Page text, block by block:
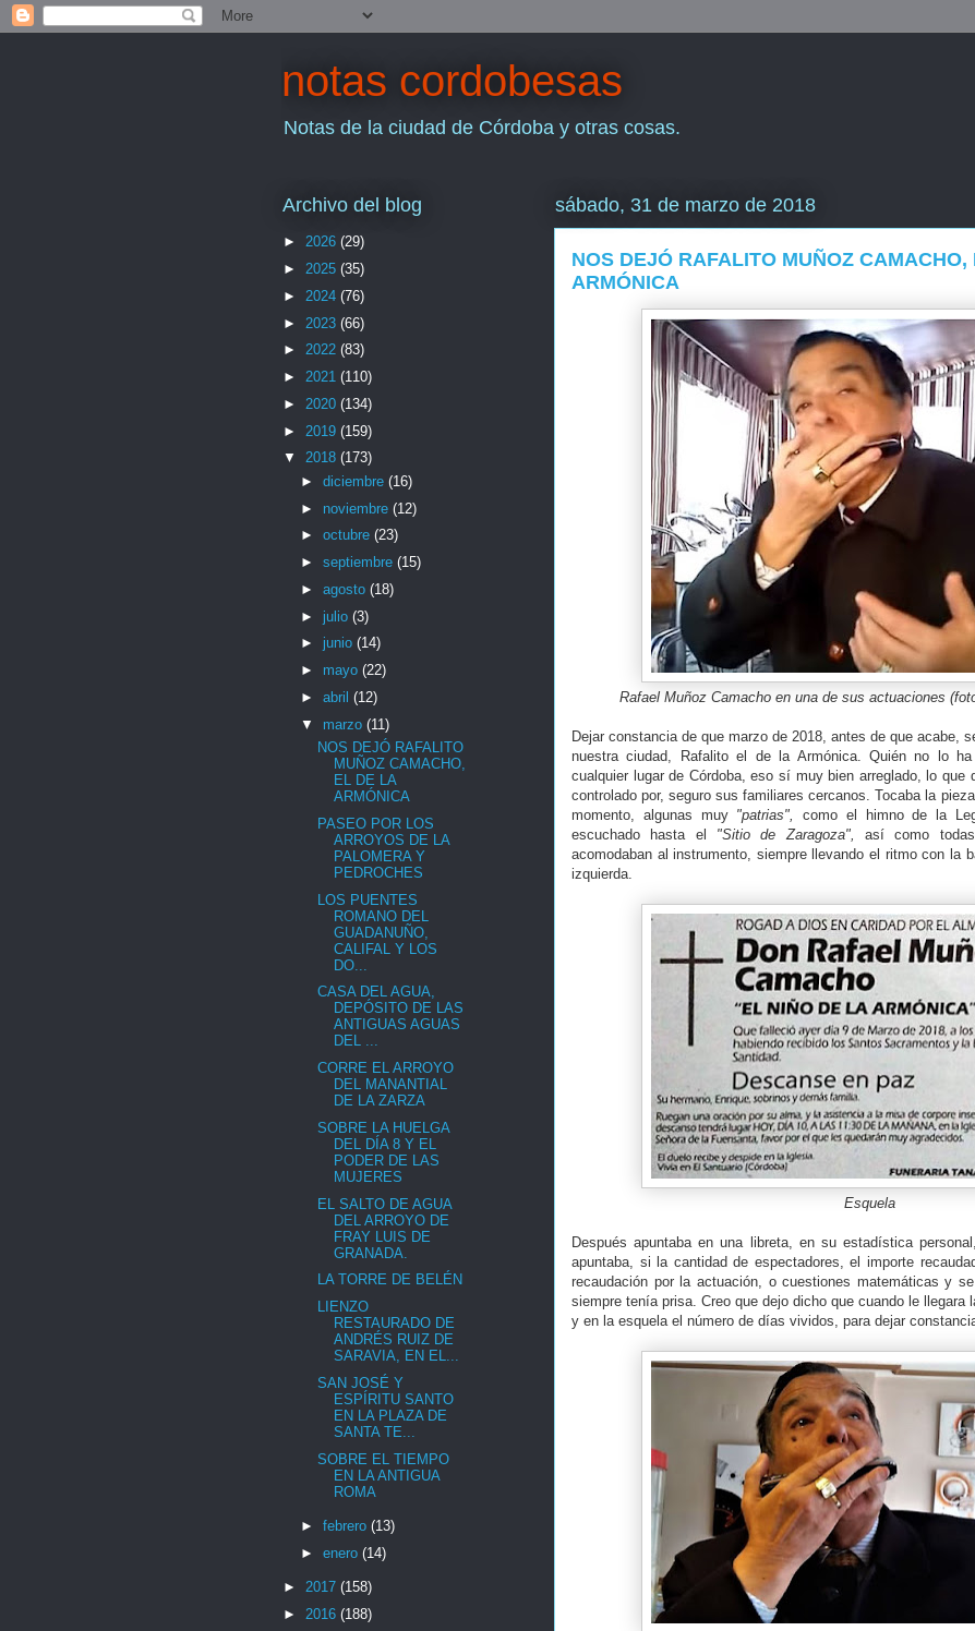
notas cordobesas
Notas de la ciudad de Córdoba y otras cosas.
sábado, 31 de marzo de 2018
NOS DEJÓ RAFALITO MUÑOZ CAMACHO,
ARMÓNICA
Rafael Muñoz Camacho en una de sus actuaciones
Dejar constancia de que marzo de 2018, antes de que acabe,
nuestra ciudad, Rafalito el de la Armónica. Quién no lo
cualquier lugar de Córdoba, eso sí muy bien arreglado, lo que
controlado por, seguro sus familiares cercanos. Tocaba la
momento, algunas muy "patrias",
como el himno de la
escuchado hasta el "Sitio de Zaragoza",
así como
acomodaban al instrumento, siempre llevando el ritmo con la
izquierda.
Esquela
Después apuntaba en una libreta, en su estadística
apuntaba, si la cantidad de espectadores, el importe
recaudación por la actuación, o cuestiones matemáticas y
siempre tenía prisa. Creo que dejo dicho que cuando le llegara
y en la esquela el número de días vividos, para dejar
Archivo del blog
► 2026 (29)
► 2025 (35)
► 2024 (76)
► 2023 (66)
► 2022 (83)
► 2021 (110)
► 2020 (134)
► 2019 (159)
▼ 2018 (173)
► diciembre (16)
► noviembre (12)
► octubre (23)
► septiembre (15)
► agosto (18)
► julio (3)
► junio (14)
► mayo (22)
► abril (12)
▼ marzo (11)
NOS DEJÓ RAFALITO
MUÑOZ CAMACHO,
EL DE LA
ARMÓNICA
PASEO POR LOS
ARROYOS DE LA
PALOMERA Y
PEDROCHES
LOS PUENTES
ROMANO DEL
GUADANUÑO,
CALIFAL Y LOS
DO...
CASA DEL AGUA,
DEPÓSITO DE LAS
ANTIGUAS AGUAS
DEL ...
CORRE EL ARROYO
DEL MANANTIAL
DE LA ZARZA
SOBRE LA HUELGA
DEL DÍA 8 Y EL
PODER DE LAS
MUJERES
EL SALTO DE AGUA
DEL ARROYO DE
FRAY LUIS DE
GRANADA.
LA TORRE DE BELÉN
LIENZO
RESTAURADO DE
ANDRÉS RUIZ DE
SARAVIA, EN EL...
SAN JOSÉ Y
ESPÍRITU SANTO
EN LA PLAZA DE
SANTA TE...
SOBRE EL TIEMPO
EN LA ANTIGUA
ROMA
► febrero (13)
► enero (14)
► 2017 (158)
► 2016 (188)